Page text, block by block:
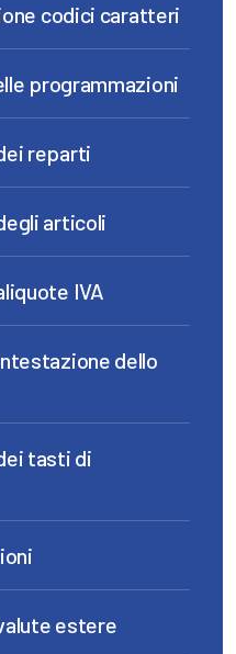
codici caratteri
programmazioni
reparti
articoli
IVA
dello
tasti di
estere